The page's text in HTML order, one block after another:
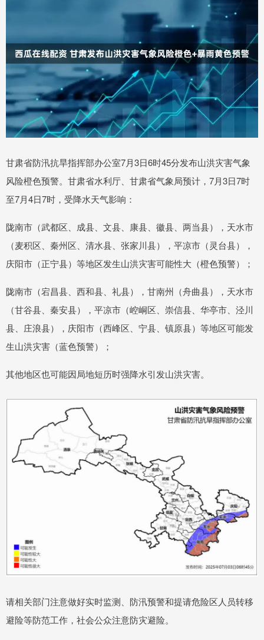
甘肃省防汛抗旱指挥部办公室7月3日6时45分发布山洪灾害气象
风险橙色预警。甘肃省水利厅、甘肃省气象局预计，7月3日7时
至7月4日7时，受降水天气影响：
陇南市（武都区、成县、文县、康县、徽县、两当县），天水市
（麦积区、秦州区、清水县、张家川县），平凉市（灵台县），
庆阳市（正宁县）等地区发生山洪灾害可能性大（橙色预警）；
陇南市（宕昌县、西和县、礼县），甘南州（舟曲县），天水市
（甘谷县、秦安县），平凉市（崆峒区、崇信县、华亭市、泾川
县、庄浪县），庆阳市（西峰区、宁县、镇原县）等地区可能发
生山洪灾害（蓝色预警）；
其他地区也可能因局地短历时强降水引发山洪灾害。
请相关部门注意做好实时监测、防汛预警和提请危险区人员转移
避险等防范工作，社会公众注意防灾避险。